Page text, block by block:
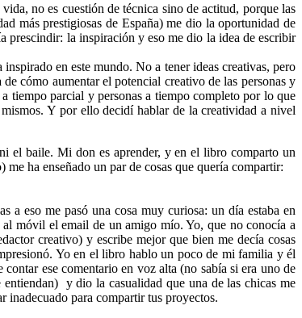
no es cuestión de técnica sino de actitud, porque las
más prestigiosas de España) me dio la oportunidad de
prescindir: la inspiración y eso me dio la idea de escribir
en este mundo. No a tener ideas creativas, pero
cómo aumentar el potencial creativo de las personas y
tiempo parcial y personas a tiempo completo por lo que
Y por ello decidí hablar de la creatividad a nivel
el baile. Mi don es aprender, y en el libro comparto un
ha enseñado un par de cosas que quería compartir:
a eso me pasó una cosa muy curiosa: un día estaba en
al móvil el email de un amigo mío. Yo, que no conocía a
creativo) y escribe mejor que bien me decía cosas
Yo en el libro hablo un poco de mi familia y él
ese comentario en voz alta (no sabía si era uno de
y dio la casualidad que una de las chicas me
inadecuado para compartir tus proyectos.